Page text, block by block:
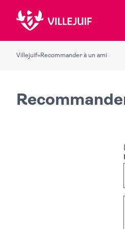
Villejuif»Recommander à un ami